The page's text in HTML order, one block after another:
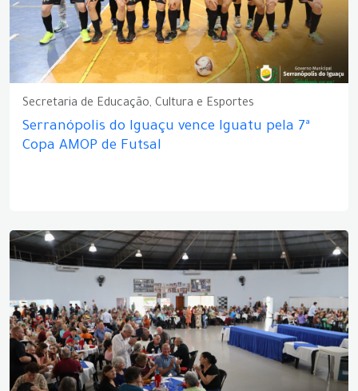
Secretaria de Educação, Cultura e Esportes
Serranópolis do Iguaçu vence Iguatu pela 7ª
Copa AMOP de Futsal